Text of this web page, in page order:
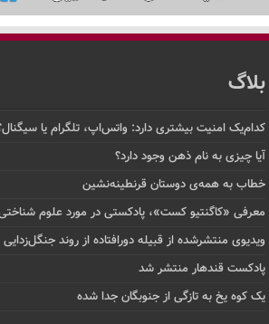
بلاگ
کدام‌یک امنیت بیشتری دارد: واتس‌اپ، تلگرام یا
آیا چیزی به نام ذهن وجود دارد؟
خطاب به همه‌ی دوستان قرنطینه‌نشین
معرفی «کاگنتیو کست»، پادکستی در مورد علوم
ویدیوی منتشرشده از قبیله دورافتاده‌ از روند
پادکست قندهار منتشر شد
یک کوه یخ به تازگی از جنوبگان جدا شده